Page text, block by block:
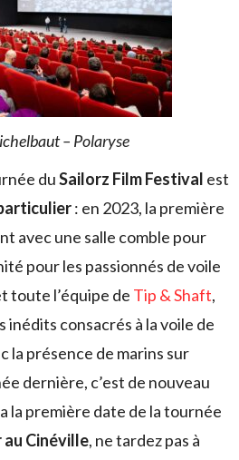
– Polaryse
duSailorz Film Festival est
: en 2023, la première
avec une salle comble pour
pour les passionnés de voile
toute l’équipe de Tip & Shaft,
inédits consacrés à la voile de
la présence de marins sur
dernière, c’est de nouveau
la première date de la tournée
au Cinéville, ne tardez pas à